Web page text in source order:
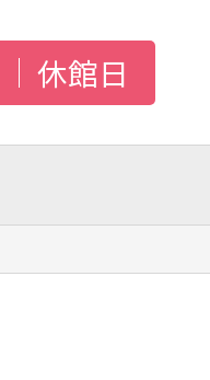
休館日